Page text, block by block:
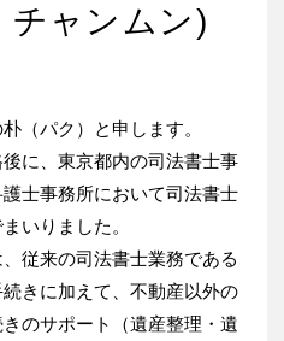
チャンムン)
（パク）と申します。
に、東京都内の司法書士事
士事務所において司法書士
いりました。
従来の司法書士業務である
きに加えて、不動産以外の
のサポート（遺産整理・遺